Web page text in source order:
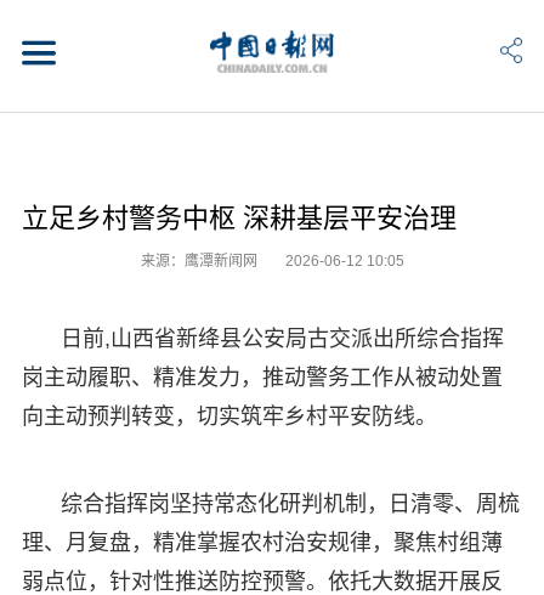
立足乡村警务中枢 深耕基层平安治理
来源：鹰潭新闻网 2026-06-12 10:05
日前,山西省新绛县公安局古交派出所综合指挥
岗主动履职、精准发力，推动警务工作从被动处置
向主动预判转变，切实筑牢乡村平安防线。
综合指挥岗坚持常态化研判机制，日清零、周梳
理、月复盘，精准掌握农村治安规律，聚焦村组薄
弱点位，针对性推送防控预警。依托大数据开展反